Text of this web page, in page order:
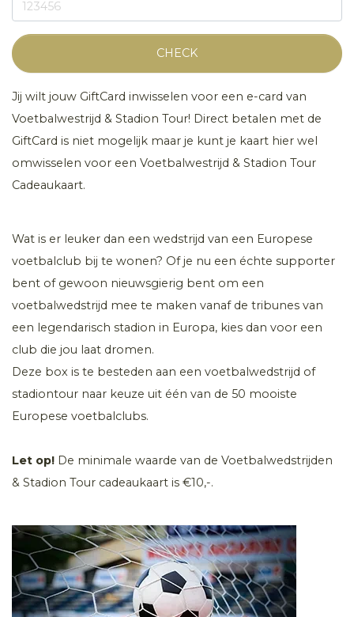
CHECK
Jij wilt jouw GiftCard inwisselen voor een e-card van
Voetbalwestrijd & Stadion Tour! Direct betalen met de
GiftCard is niet mogelijk maar je kunt je kaart hier wel
omwisselen voor een Voetbalwestrijd & Stadion Tour
Cadeaukaart.
Wat is er leuker dan een wedstrijd van een Europese
voetbalclub bij te wonen? Of je nu een échte supporter
bent of gewoon nieuwsgierig bent om een
voetbalwedstrijd mee te maken vanaf de tribunes van
een legendarisch stadion in Europa, kies dan voor een
club die jou laat dromen.
Deze box is te besteden aan een voetbalwedstrijd of
stadiontour naar keuze uit één van de 50 mooiste
Europese voetbalclubs.
Let op! De minimale waarde van de Voetbalwedstrijden
& Stadion Tour cadeaukaart is €10,-.